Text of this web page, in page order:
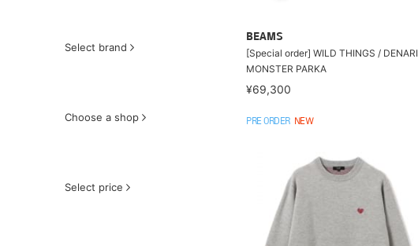
Select brand
Choose a shop
Select price
BEAMS
[Special order] WILD THINGS / DENARI
MONSTER PARKA
¥69,300
PRE ORDER NEW